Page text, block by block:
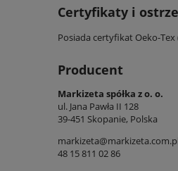
Certyfikaty i
Posiada certyfikat Oeko-
Producent
Markizeta spółka z o. o.
ul. Jana Pawła II 128
39-451 Skopanie, Polska
markizeta@markizeta.com.pl
48 15 811 02 86